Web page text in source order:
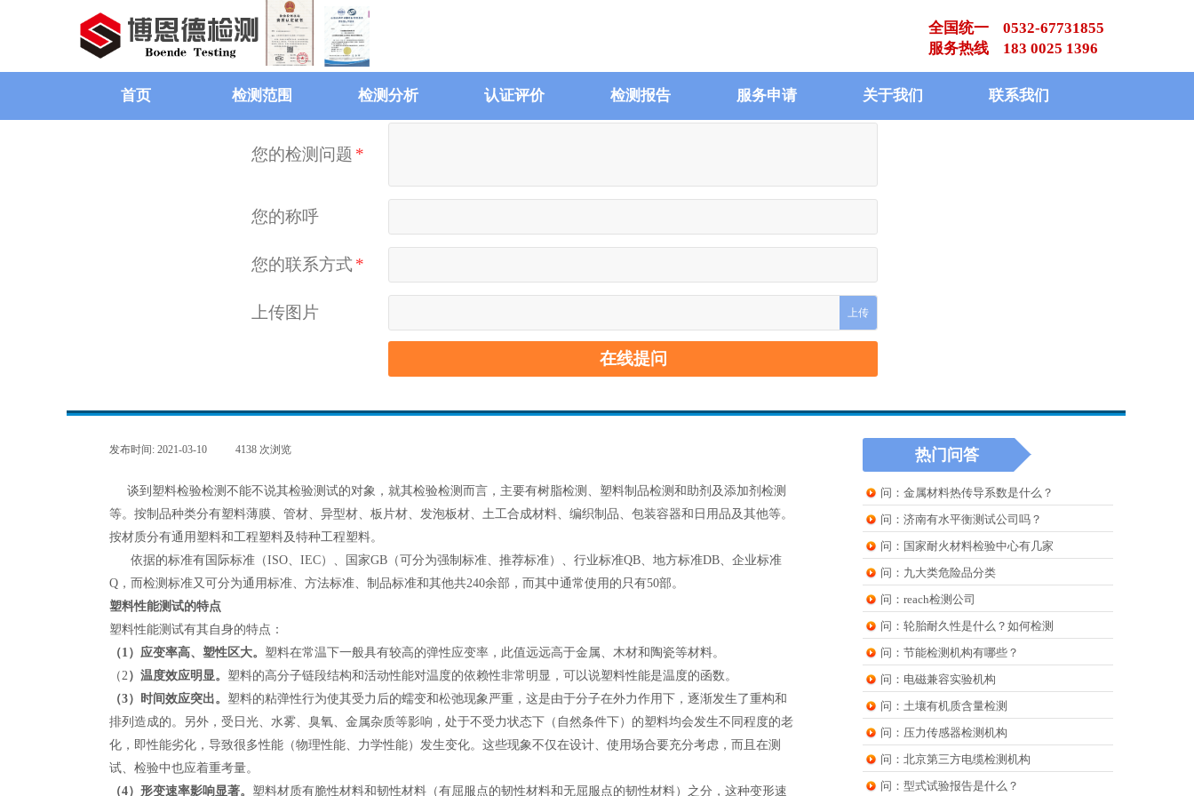
全国统一 0532-67731855
服务热线 183 0025 1396
首页 检测范围 检测分析 认证评价 检测报告 服务申请 关于我们 联系我们
您的检测问题 *
您的称呼
您的联系方式*
上传图片 上传
在线提问
发布时间: 2021-03-10 4138 次浏览
谈到塑料检验检测不能不说其检验测试的对象，就其检验检测而言，主要有树脂检测、塑料制品检测和助剂及添加剂检测
等。 按制品种类分有塑料薄膜、管材、异型材、板片材、发泡板材、土工合成材料、编织制品、包装容器和日用品及其他等。
按材质分有通用塑料和工程塑料及特种工程塑料。
依据的标准有国际标准（ISO、IEC）、国家GB（可分为强制标准、推荐标准）、行业标准QB、地方标准DB、企业标准
Q，而检测标准又可分为通用标准、方法标准、制品标准和其他共240余部，而其中通常使用的只有50部。
塑料性能测试的特点
塑料性能测试有其自身的特点：
（1）应变率高、塑性区大。 塑料在常温下一般具有较高的弹性应变率，此值远远高于金属、木材和陶瓷等材料。
（2）温度效应明显。 塑料的高分子链段结构和活动性能对温度的依赖性非常明显，可以说塑料性能是温度的函数。
（3）时间效应突出。 塑料的粘弹性行为使其受力后的蠕变和松弛现象严重，这是由于分子在外力作用下，逐渐发生了重构和
排列造成的。另外，受日光、水雾、臭氧、金属杂质等影响，处于不受力状态下（自然条件下）的塑料均会发生不同程度的老
化，即性能劣化，导致很多性能（物理性能、力学性能）发生变化。这些现象不仅在设计、使用场合要充分考虑，而且在测
试、检验中也应着重考量。
（4）形变速率影响显著。 塑料材质有脆性材料和韧性材料（有屈服点的韧性材料和无屈服点的韧性材料）之分，这种变形速
热门问答
问：金属材料热传导系数是什么？
问：济南有水平衡测试公司吗？
问：国家耐火材料检验中心有几家
问：九大类危险品分类
问：reach检测公司
问：轮胎耐久性是什么？如何检测
问：节能检测机构有哪些？
问：电磁兼容实验机构
问：土壤有机质含量检测
问：压力传感器检测机构
问：北京第三方电缆检测机构
问：型式试验报告是什么？